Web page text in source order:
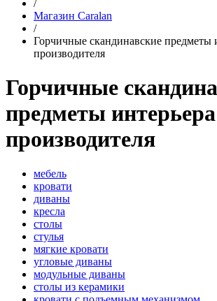
/
Магазин Caralan
/
Горчичные скандинавские предметы
производителя
Горчичные
предметы
производителя
мебель
кровати
диваны
кресла
столы
стулья
мягкие кровати
угловые диваны
модульные диваны
столы из керамики